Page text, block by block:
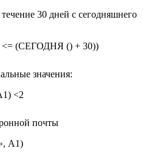
30 дней с сегодняшнего
(СЕГОДНЯ () + 30))
значения:
<2
почты
A1)